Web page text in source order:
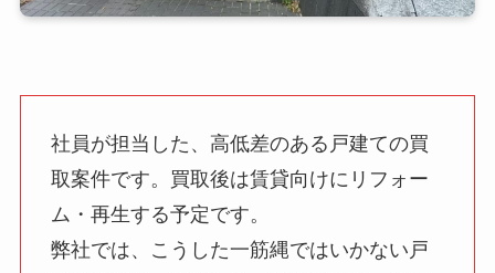
社員が担当した、高低差のある戸建ての買
取案件です。買取後は賃貸向けにリフォー
ム・再生する予定です。
弊社では、こうした一筋縄ではいかない戸